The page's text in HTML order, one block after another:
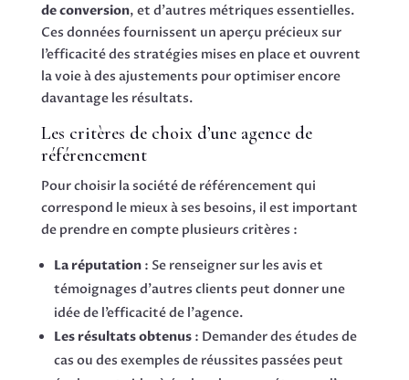
de conversion, et d’autres métriques essentielles.
Ces données fournissent un aperçu précieux sur
l’efficacité des stratégies mises en place et ouvrent
la voie à des ajustements pour optimiser encore
davantage les résultats.
Les critères de choix d’une agence de
référencement
Pour choisir la société de référencement qui
correspond le mieux à ses besoins, il est important
de prendre en compte plusieurs critères :
La réputation: Se renseigner sur les avis et
témoignages d’autres clients peut donner une
idée de l’efficacité de l’agence.
Les résultats obtenus: Demander des études de
cas ou des exemples de réussites passées peut